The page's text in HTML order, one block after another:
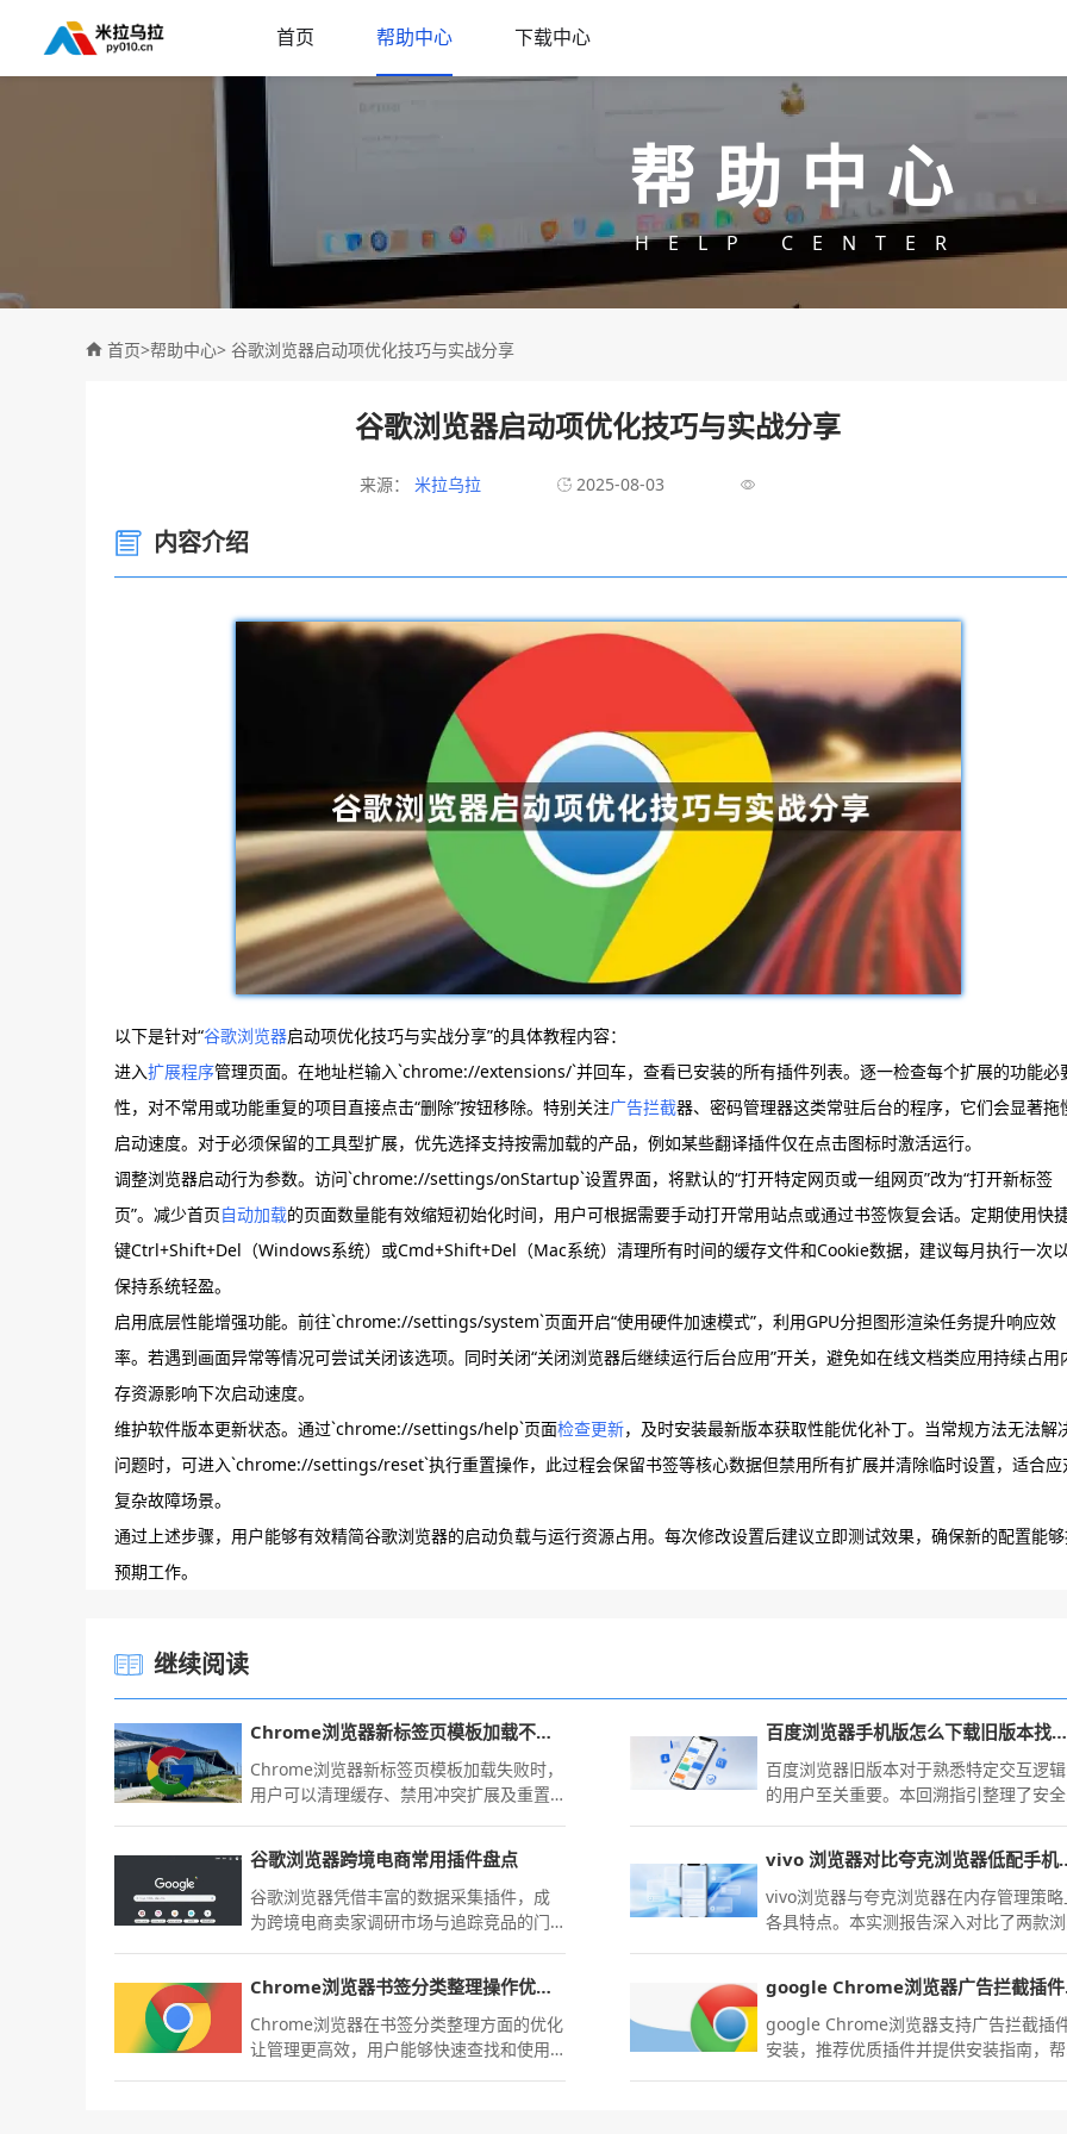
首页 帮助中心 下载中心
帮助中心
HELP CENTER
首页>帮助中心> 谷歌浏览器启动项优化技巧与实战分享
谷歌浏览器启动项优化技巧与实战分享
来源： 米拉乌拉 2025-08-03
内容介绍
以下是针对“谷歌浏览器启动项优化技巧与实战分享”的具体教程内容：
进入扩展程序管理页面。在地址栏输入`chrome://extensions/`并回车，查看已安装的所有插件列表。逐一检查每个扩展的功能必
性，对不常用或功能重复的项目直接点击“删除”按钮移除。特别关注广告拦截器、密码管理器这类常驻后台的程序，它们会显著拖
启动速度。对于必须保留的工具型扩展，优先选择支持按需加载的产品，例如某些翻译插件仅在点击图标时激活运行。
调整浏览器启动行为参数。访问`chrome://settings/onStartup`设置界面，将默认的“打开特定网页或一组网页”改为“打开新标签
页”。减少首页自动加载的页面数量能有效缩短初始化时间，用户可根据需要手动打开常用站点或通过书签恢复会话。定期使用快
键Ctrl+Shift+Del（Windows系统）或Cmd+Shift+Del（Mac系统）清理所有时间的缓存文件和Cookie数据，建议每月执行一次以
保持系统轻盈。
启用底层性能增强功能。前往`chrome://settings/system`页面开启“使用硬件加速模式”，利用GPU分担图形渲染任务提升响应效
率。若遇到画面异常等情况可尝试关闭该选项。同时关闭“关闭浏览器后继续运行后台应用”开关，避免如在线文档类应用持续占用
存资源影响下次启动速度。
维护软件版本更新状态。通过`chrome://settings/help`页面检查更新，及时安装最新版本获取性能优化补丁。当常规方法无法解
问题时，可进入`chrome://settings/reset`执行重置操作，此过程会保留书签等核心数据但禁用所有扩展并清除临时设置，适合应
复杂故障场景。
通过上述步骤，用户能够有效精简谷歌浏览器的启动负载与运行资源占用。每次修改设置后建议立即测试效果，确保新的配置能
预期工作。
继续阅读
Chrome浏览器新标签页模板加载不出如何处理
Chrome浏览器新标签页模板加载失败时，
用户可以清理缓存、禁用冲突扩展及重置
百度浏览器手机版怎么下载旧版本找回最熟悉的操作
百度浏览器旧版本对于熟悉特定交互逻辑
的用户至关重要。本回溯指引整理了安全
于安全性补丁缺失的重要提醒。
谷歌浏览器跨境电商常用插件盘点
谷歌浏览器凭借丰富的数据采集插件，成
为跨境电商卖家调研市场与追踪竞品的门
流协作与选品分析的必备利器，助您抢占
海外运营先机。
vivo 浏览器对比
vivo浏览器与夸克浏览器在内存管理策略
各具特点。本实测报告深入对比了两款浏
率，旨在通过客观数据为您揭示性能损
耗，指导您选择更节省设备资源的上网方
案。
Chrome浏览器书签分类整理操作优化实测
Chrome浏览器在书签分类整理方面的优化
让管理更高效，用户能够快速查找和使用
google Chrome浏览器支持广告拦截插
安装，推荐优质插件并提供安装指南，帮